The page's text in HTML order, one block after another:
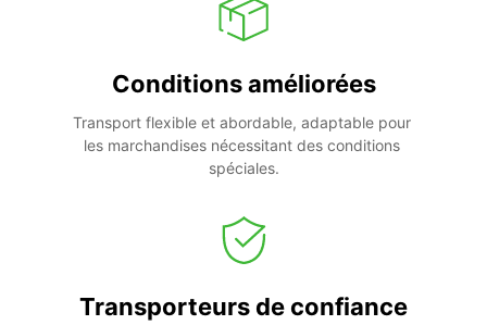
Conditions améliorées
Transport flexible et abordable, adaptable pour
les marchandises nécessitant des conditions
spéciales.
Transporteurs de confiance